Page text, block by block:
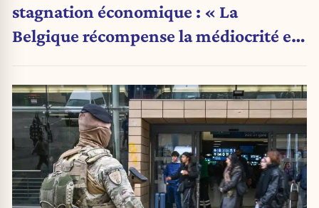
stagnation économique : « La
Belgique récompense la médiocrité et